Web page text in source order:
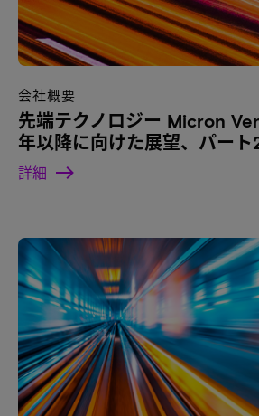
会社概要
先端テクノロジー Micron
年以降に向けた展望、パート
詳細